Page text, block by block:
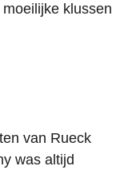
klussen
van Rueck
was altijd